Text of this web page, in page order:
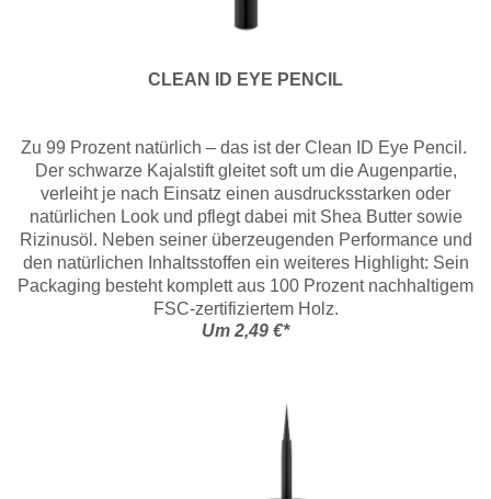
CLEAN ID EYE PENCIL
Zu 99 Prozent natürlich – das ist der Clean ID Eye Pencil.
Der schwarze Kajalstift gleitet soft um die Augenpartie,
verleiht je nach Einsatz einen ausdrucksstarken oder
natürlichen Look und pflegt dabei mit Shea Butter sowie
Rizinusöl. Neben seiner überzeugenden Performance und
den natürlichen Inhaltsstoffen ein weiteres Highlight: Sein
Packaging besteht komplett aus 100 Prozent nachhaltigem
FSC-zertifiziertem Holz.
Um 2,49 €*